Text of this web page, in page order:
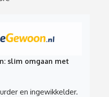
slim omgaan met
en ingewikkelder.